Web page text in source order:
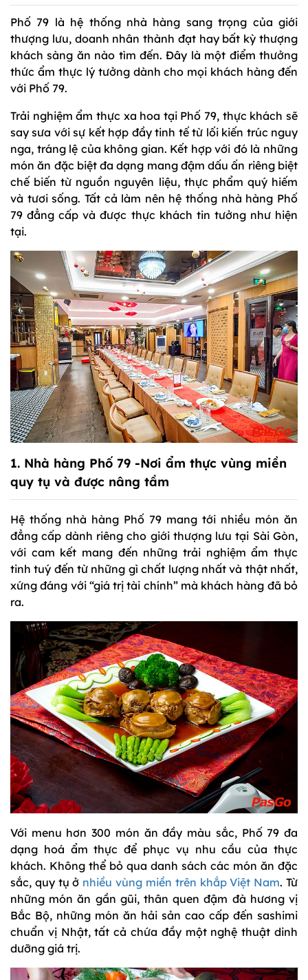
Phố 79 là hệ thống nhà hàng sang trọng của giới
thượng lưu, doanh nhân thành đạt hay bất kỳ thượng
khách sàng ăn nào tìm đến. Đây là một điểm thưởng
thức ẩm thực lý tưởng dành cho mọi khách hàng đến
với Phố 79.
Trải nghiệm ẩm thực xa hoa tại Phố 79, thực khách sẽ
say sưa với sự kết hợp đầy tinh tế từ lối kiến trúc nguy
nga, tráng lệ của không gian. Kết hợp với đó là những
món ăn đặc biệt đa dạng mang đậm dấu ấn riêng biệt
chế biến từ nguồn nguyên liệu, thực phẩm quý hiếm
và tươi sống. Tất cả làm nên hệ thống nhà hàng Phố
79 đẳng cấp và được thực khách tin tưởng như hiện
tại.
1. Nhà hàng Phố 79 -Nơi ẩm thực vùng miền
quy tụ và được nâng tầm
Hệ thống nhà hàng Phố 79 mang tới nhiều món ăn
đẳng cấp dành riêng cho giới thượng lưu tại Sài Gòn,
với cam kết mang đến những trải nghiệm ẩm thực
tinh tuý đến từ những gì chất lượng nhất và thật nhất,
xứng đáng với “giá trị tài chính” mà khách hàng đã bỏ
ra.
Với menu hơn 300 món ăn đầy màu sắc, Phố 79 đa
dạng hoá ẩm thực để phục vụ nhu cầu của thực
khách. Không thể bỏ qua danh sách các món ăn đặc
sắc, quy tụ ở nhiều vùng miền trên khắp Việt Nam. Từ
những món ăn gần gũi, thân quen đậm đà hương vị
Bắc Bộ, những món ăn hải sản cao cấp đến sashimi
chuẩn vị Nhật, tất cả chứa đầy một nghệ thuật dinh
dưỡng giá trị.